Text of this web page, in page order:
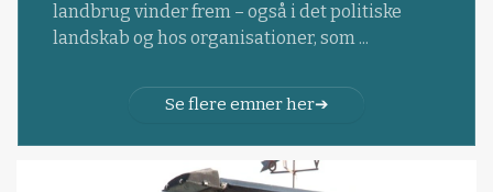
landbrug vinder frem – også i det politiske
landskab og hos organisationer, som ...
Se flere emner her